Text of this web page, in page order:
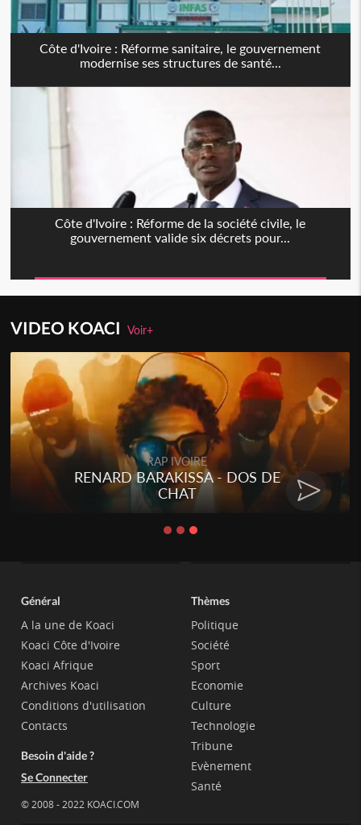
Côte d'Ivoire : Réforme sanitaire, le gouvernement
modernise ses structures de santé...
Côte d'Ivoire : Réforme de la société civile, le
gouvernement valide six décrets pour...
VIDEO KOACIVoir+
RAP IVOIRE
RENARD BARAKISSA - DOS DE
CHAT
Général
A la une de Koaci
Koaci Côte d'Ivoire
Koaci Afrique
Archives Koaci
Conditions d'utilisation
Contacts
Besoin d'aide ?
Se Connecter
© 2008 - 2022 KOACI.COM
Thèmes
Politique
Société
Sport
Economie
Culture
Technologie
Tribune
Evènement
Santé